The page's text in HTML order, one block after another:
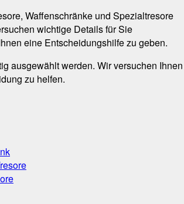
Waffenschränke und Spezialtresore
wichtige Details für Sie
eine Entscheidungshilfe zu geben.
ausgewählt werden. Wir versuchen Ihnen
zu helfen.